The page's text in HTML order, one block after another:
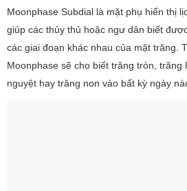
Moonphase Subdial là mặt phụ hiển thị
giúp các thủy thủ hoặc ngư dân biết
các giai đoạn khác nhau của mặt trăng.
Moonphase sẽ cho biết trăng tròn, trăng
nguyệt hay trăng non vào bất kỳ ngày